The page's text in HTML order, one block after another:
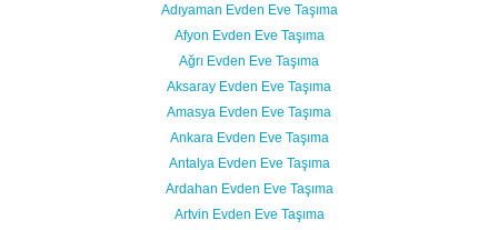
Adıyaman Evden Eve Taşıma
Afyon Evden Eve Taşıma
Ağrı Evden Eve Taşıma
Aksaray Evden Eve Taşıma
Amasya Evden Eve Taşıma
Ankara Evden Eve Taşıma
Antalya Evden Eve Taşıma
Ardahan Evden Eve Taşıma
Artvin Evden Eve Taşıma